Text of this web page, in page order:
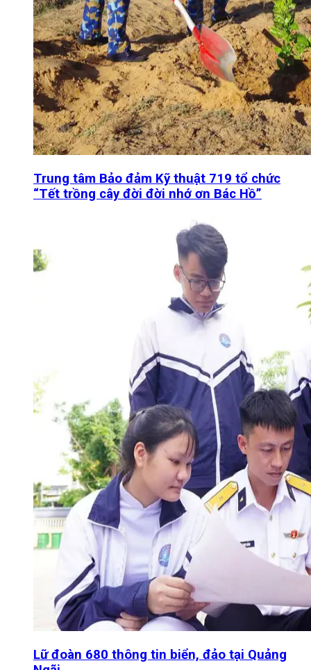
Trung tâm Bảo đảm Kỹ thuật 719 tổ chức
“Tết trồng cây đời đời nhớ ơn Bác Hồ”
Lữ đoàn 680 thông tin biển, đảo tại Quảng